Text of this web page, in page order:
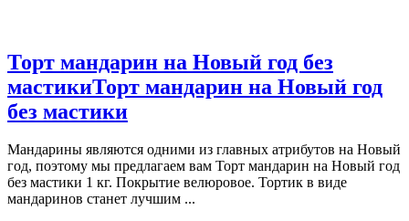
Торт мандарин на Новый год без
мастикиТорт мандарин на Новый год
без мастики
Мандарины являются одними из главных атрибутов на Новый
год, поэтому мы предлагаем вам Торт мандарин на Новый год
без мастики 1 кг. Покрытие велюровое. Тортик в виде
мандаринов станет лучшим ...